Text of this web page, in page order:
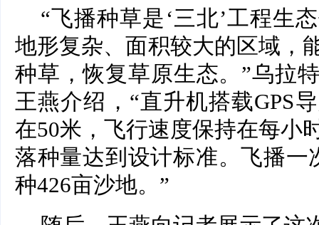
“飞播种草是‘三北’工程生
地形复杂、面积较大的区域，
种草，恢复草原生态。”乌拉
王燕介绍，“直升机搭载GPS
在50米，飞行速度保持在每小
落种量达到设计标准。飞播一
种426亩沙地。”